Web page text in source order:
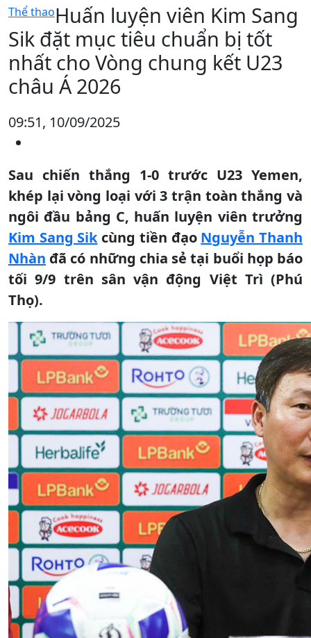
Thể thaoHuấn luyện viên Kim Sang
Sik đặt mục tiêu chuẩn bị tốt
nhất cho Vòng chung kết U23
châu Á 2026
09:51, 10/09/2025
Sau chiến thắng 1-0 trước U23 Yemen,
khép lại vòng loại với 3 trận toàn thắng và
ngôi đầu bảng C, huấn luyện viên trưởng
Kim Sang Sikcùng tiền đạo Nguyễn Thanh
Nhàn đã có những chia sẻ tại buổi họp báo
tối 9/9 trên sân vận động Việt Trì (Phú
Thọ).